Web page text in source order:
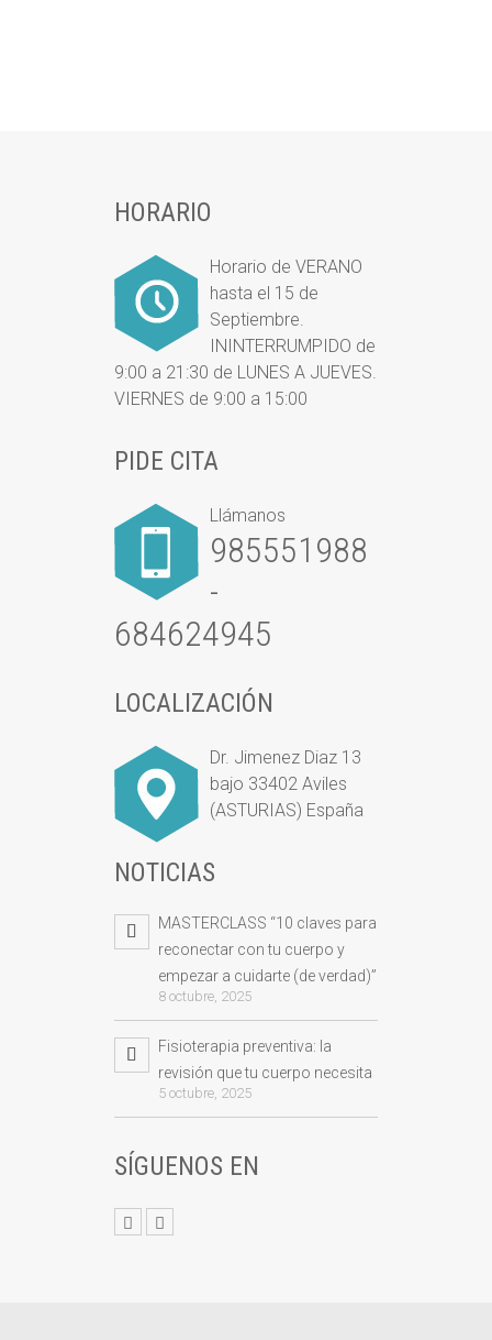
HORARIO
Horario de VERANO
hasta el 15 de
Septiembre.
ININTERRUMPIDO de
9:00 a 21:30 de LUNES A JUEVES.
VIERNES de 9:00 a 15:00
PIDE CITA
Llámanos
985551988
-
684624945
LOCALIZACIÓN
Dr. Jimenez Diaz 13
bajo 33402 Aviles
(ASTURIAS) España
NOTICIAS
MASTERCLASS “10 claves para
reconectar con tu cuerpo y
empezar a cuidarte (de verdad)”
8 octubre, 2025
Fisioterapia preventiva: la
revisión que tu cuerpo necesita
5 octubre, 2025
SÍGUENOS EN